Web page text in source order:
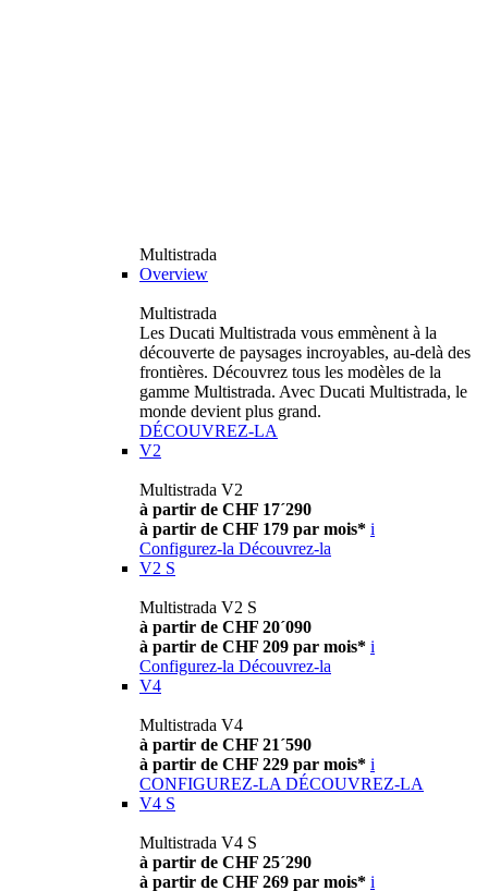
Multistrada
Overview
Multistrada
Les Ducati Multistrada vous emmènent à la
découverte de paysages incroyables, au-delà des
frontières. Découvrez tous les modèles de la
gamme Multistrada. Avec Ducati Multistrada, le
monde devient plus grand.
DÉCOUVREZ-LA
V2
Multistrada V2
à partir de CHF 17´290
à partir de CHF 179 par mois* i
Configurez-la Découvrez-la
V2 S
Multistrada V2 S
à partir de CHF 20´090
à partir de CHF 209 par mois* i
Configurez-la Découvrez-la
V4
Multistrada V4
à partir de CHF 21´590
à partir de CHF 229 par mois* i
CONFIGUREZ-LA DÉCOUVREZ-LA
V4 S
Multistrada V4 S
à partir de CHF 25´290
à partir de CHF 269 par mois* i